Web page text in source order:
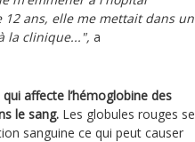
ans, elle me mettait dans un
la clinique...", a
affecte l’hémoglobine des
le sang. Les globules rouges se
sanguine ce qui peut causer